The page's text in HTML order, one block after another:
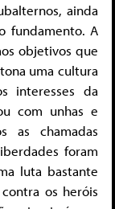
ainda
fundamento. A
objetivos que
uma cultura
interesses da
com unhas e
as chamadas
foram
luta bastante
os heróis